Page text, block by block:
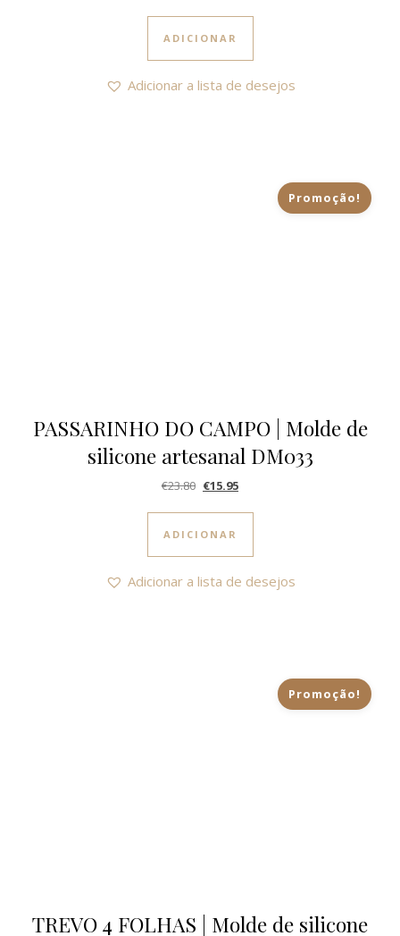
ADICIONAR
Adicionar a lista de desejos
Promoção!
PASSARINHO DO CAMPO | Molde de
silicone artesanal DM033
€23.80 O preço original era: €23.80.
€15.95O preço atual é: €15.95.
ADICIONAR
Adicionar a lista de desejos
Promoção!
TREVO 4 FOLHAS | Molde de silicone